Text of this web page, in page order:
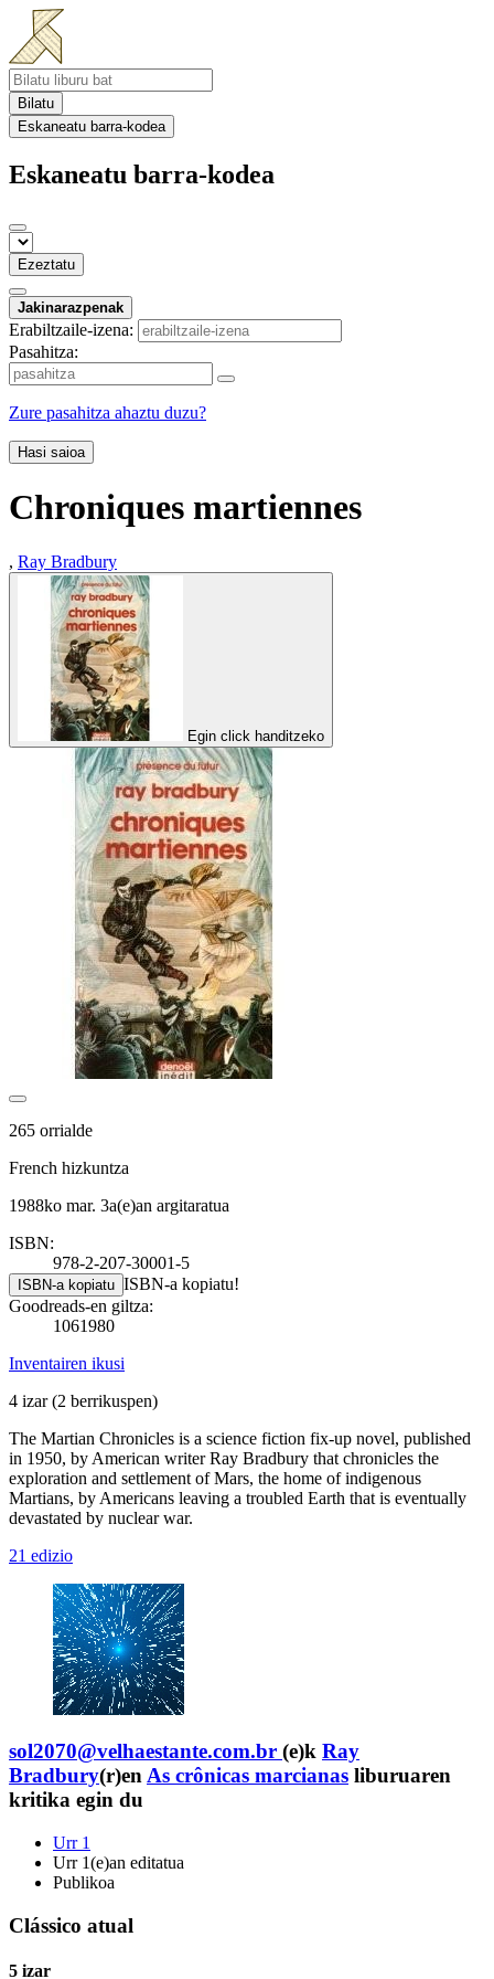
Bilatu
Eskaneatu barra-kodea
Eskaneatu barra-kodea
Ezeztatu
Jakinarazpenak
Erabiltzaile-izena:
Pasahitza:
Zure pasahitza ahaztu duzu?
Hasi saioa
Chroniques martiennes
, Ray Bradbury
Egin click handitzeko
265 orrialde
French hizkuntza
1988ko mar. 3a(e)an argitaratua
ISBN:
978-2-207-30001-5
ISBN-a kopiatu ISBN-a kopiatu!
Goodreads-en giltza:
1061980
Inventairen ikusi
4 izar(2 berrikuspen)
The Martian Chronicles is a science fiction fix-up novel, published
in 1950, by American writer Ray Bradbury that chronicles the
exploration and settlement of Mars, the home of indigenous
Martians, by Americans leaving a troubled Earth that is eventually
devastated by nuclear war.
21 edizio
sol2070@velhaestante.com.br (e)k Ray
Bradbury(r)enAs crônicas marcianas liburuaren
kritika egin du
Urr 1
Urr 1(e)an editatua
Publikoa
Clássico atual
5 izar